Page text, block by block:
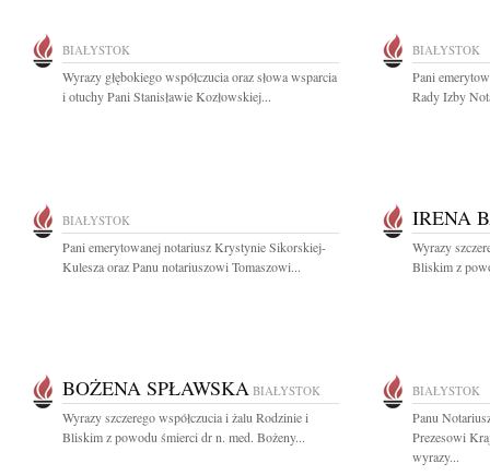
BIAŁYSTOK
Wyrazy głębokiego współczucia oraz słowa wsparcia
i otuchy Pani Stanisławie Kozłowskiej...
BIAŁYSTOK
Pani
Rady Izby
BIAŁYSTOK
Pani emerytowanej notariusz Krystynie Sikorskiej-
Kulesza oraz Panu notariuszowi Tomaszowi...
IRENA
Wyrazy
Bliskim z
BOŻENA SPŁAWSKA BIAŁYSTOK
Wyrazy szczerego współczucia i żalu Rodzinie i
Bliskim z powodu śmierci dr n. med. Bożeny...
BIAŁYSTOK
Panu
Prezesowi
wyrazy...